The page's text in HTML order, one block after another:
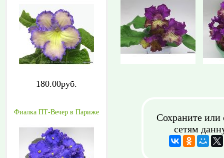
180.00руб.
Фиалка ПТ-Вечер в Париже
Сохраните или
сетям